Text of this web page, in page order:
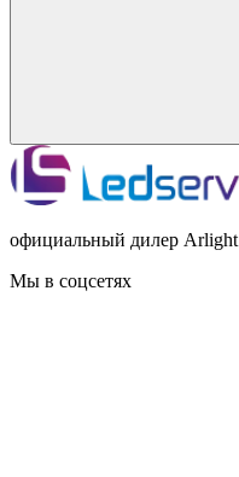
официальный дилер Arlight
Мы в соцсетях